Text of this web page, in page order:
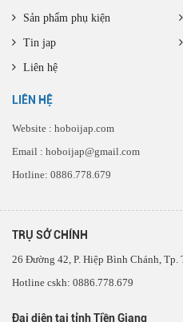
Sản phẩm phụ kiện
Tin jap
Liên hệ
LIÊN HỆ
Website : hoboijap.com
Email : hoboijap@gmail.com
Hotline: 0886.778.679
TRỤ SỞ CHÍNH
26 Đường 42, P. Hiệp Bình Chánh, Tp.
Hotline cskh: 0886.778.679
Đại diện tại tỉnh Tiền Giang